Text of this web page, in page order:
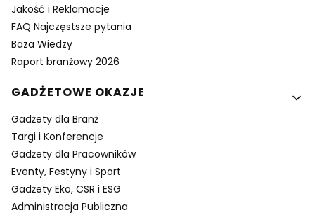
Jakość i Reklamacje
FAQ Najczęstsze pytania
Baza Wiedzy
Raport branżowy 2026
GADŻETOWE OKAZJE
Gadżety dla Branż
Targi i Konferencje
Gadżety dla Pracowników
Eventy, Festyny i Sport
Gadżety Eko, CSR i ESG
Administracja Publiczna